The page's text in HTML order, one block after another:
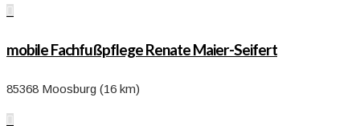

mobile Fachfußpflege Renate Maier-Seifert
85368 Moosburg (16 km)
